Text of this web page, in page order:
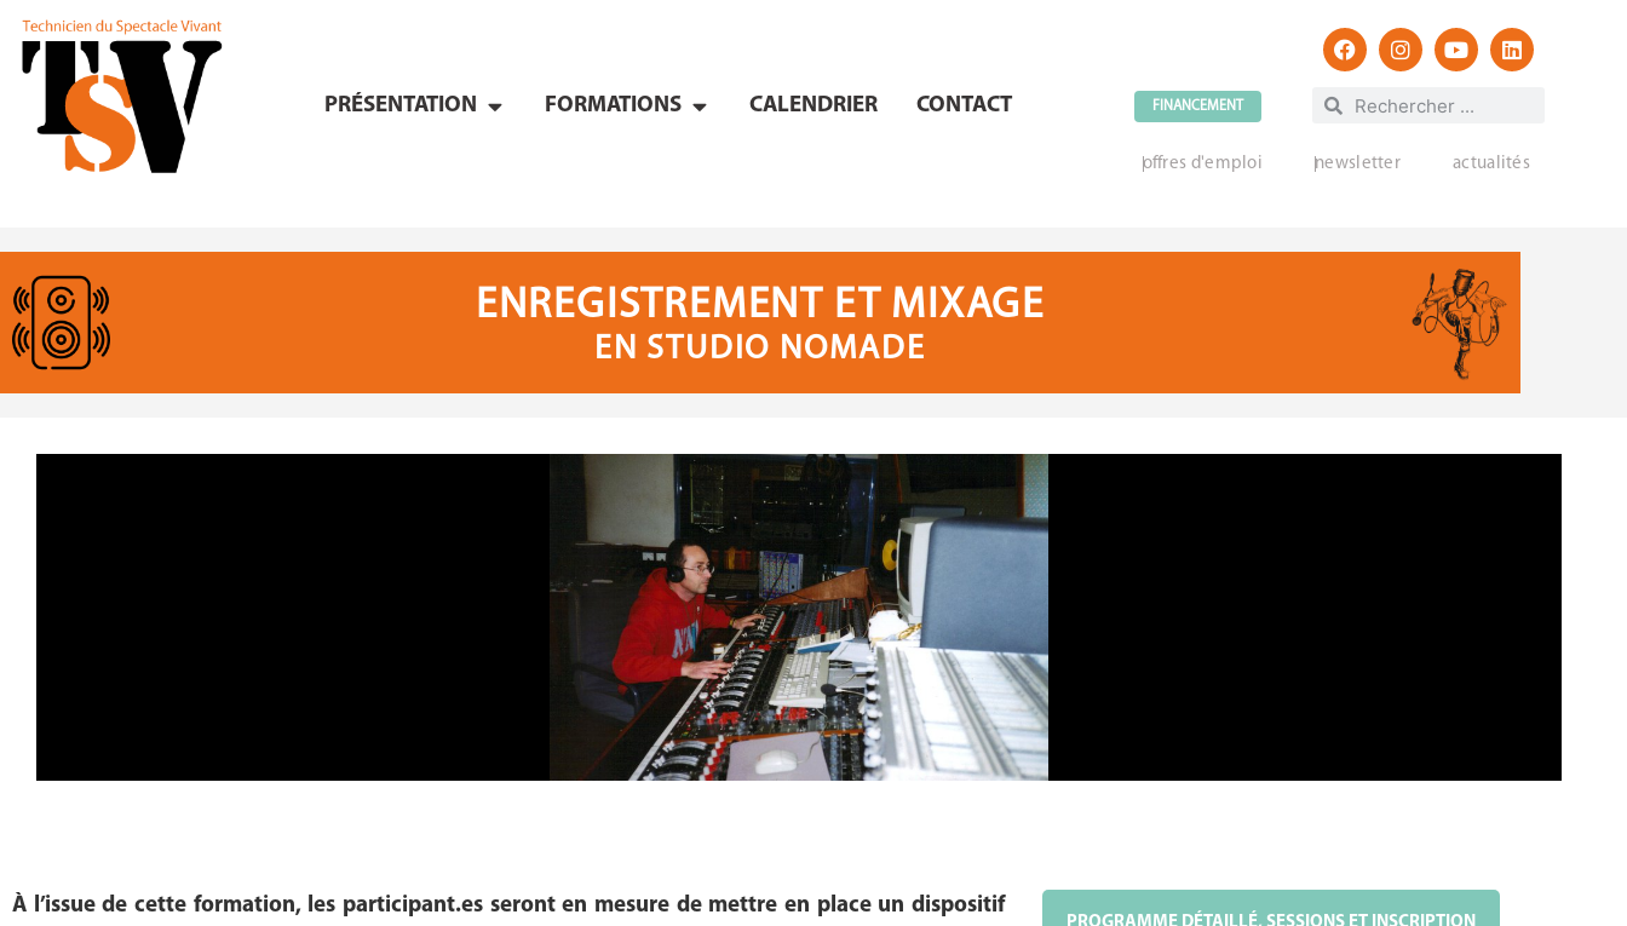
PRÉSENTATION FORMATIONS CALENDRIER CONTACT FINANCEMENT
offres d'emploi newsletter actualités
ENREGISTREMENT ET MIXAGE
EN STUDIO NOMADE
À l’issue de cette formation, les participant.es seront en mesure de mettre en place un dispositif